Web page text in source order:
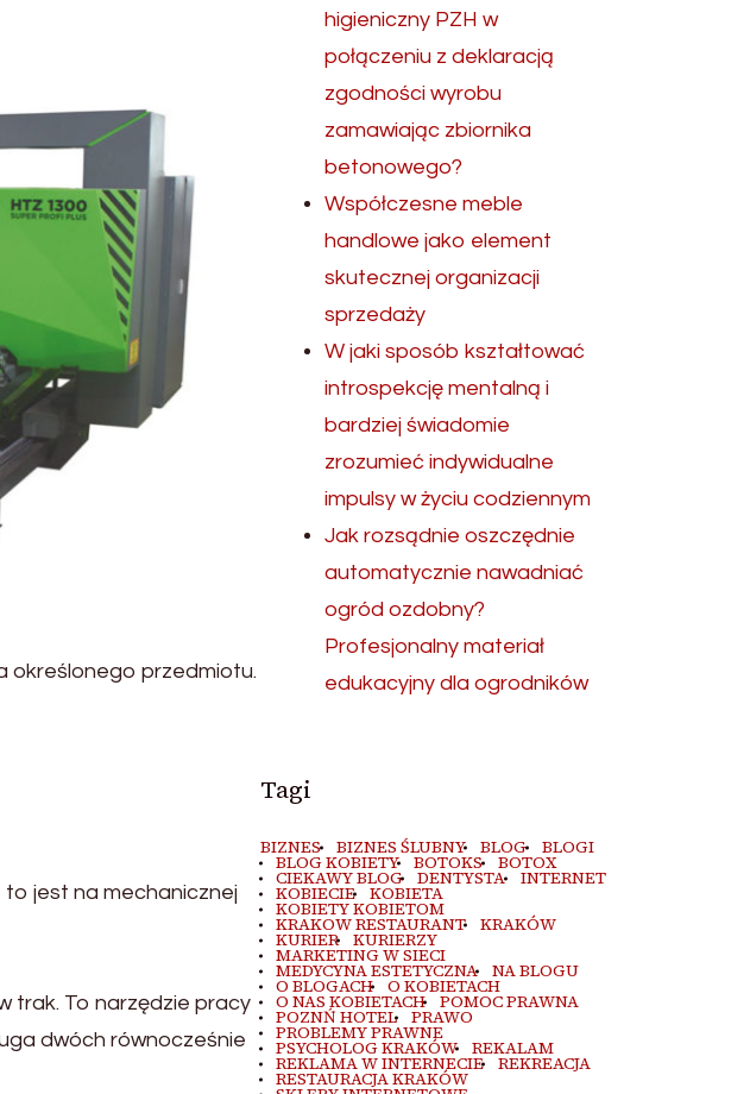
określonego przedmiotu.
to jest na mechanicznej
trak. To narzędzie pracy
dwóch równocześnie
higieniczny PZH w
połączeniu z deklaracją
zgodności wyrobu
zamawiając zbiornika
betonowego?
Współczesne meble
handlowe jako element
skutecznej organizacji
sprzedaży
W jaki sposób kształtować
introspekcję mentalną i
bardziej świadomie
zrozumieć indywidualne
impulsy w życiu codziennym
Jak rozsądnie oszczędnie
automatycznie nawadniać
ogród ozdobny?
Profesjonalny materiał
edukacyjny dla ogrodników
Tagi
BIZNES BIZNES ŚLUBNY BLOG BLOGI
BLOG KOBIETY BOTOKS BOTOX
CIEKAWY BLOG DENTYSTA INTERNET
KOBIECIE KOBIETA
KOBIETY KOBIETOM
KRAKOW RESTAURANT KRAKÓW
KURIER KURIERZY
MARKETING W SIECI
MEDYCYNA ESTETYCZNA NA BLOGU
O BLOGACH O KOBIETACH
O NAS KOBIETACH POMOC PRAWNA
POZNŃ HOTEL PRAWO
PROBLEMY PRAWNE
PSYCHOLOG KRAKÓW REKALAM
REKLAMA W INTERNECIE REKREACJA
RESTAURACJA KRAKÓW